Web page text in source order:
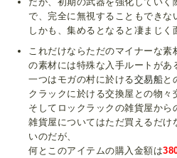
で、完全に無視することもできな
しかも、集めるとなると凄まじく
これだけならただのマイナーな素
の素材には特殊な入手ルートがあ
一つはモガの村に於ける交易船と
クラックに於ける交換屋との物々
そしてロックラックの雑貨屋から
雑貨屋についてはただ買えるだけ
いのだが、
何とこのアイテムの購入金額は